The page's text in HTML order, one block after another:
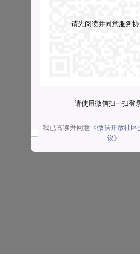
请先阅读并同意服务协
请使用微信扫一扫登
我已阅读并同意 《微信开放社
议》